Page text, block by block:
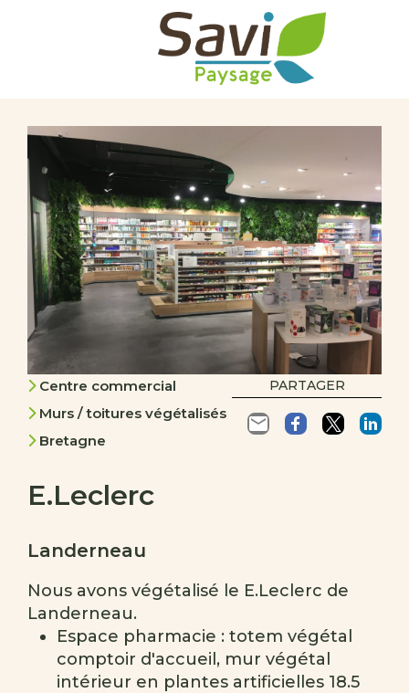
PARTAGER
Centre commercial
Murs / toitures végétalisés
Bretagne
E.Leclerc
Landerneau
Nous avons végétalisé le E.Leclerc de
Landerneau.
Espace pharmacie : totem végétal
comptoir d'accueil, mur végétal
intérieur en plantes artificielles 18.5